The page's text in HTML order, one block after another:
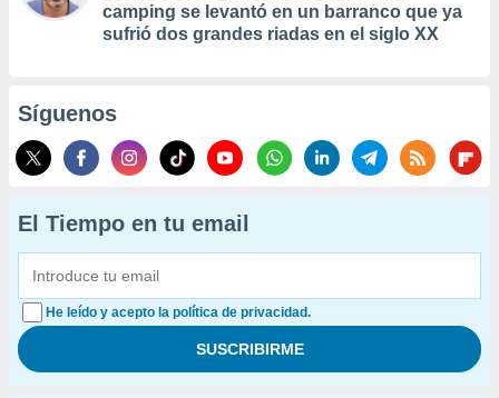
camping se levantó en un barranco que ya
sufrió dos grandes riadas en el siglo XX
Síguenos
El Tiempo en tu email
He leído y acepto la política de privacidad.